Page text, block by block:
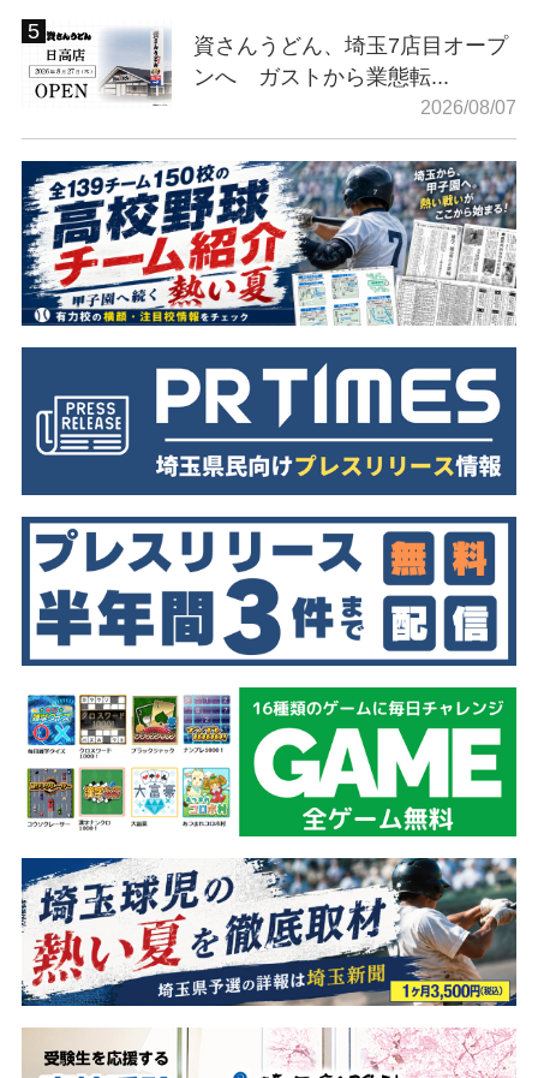
資さんうどん、埼玉7店目オープ
ンへ ガストから業態転...
2026/08/07